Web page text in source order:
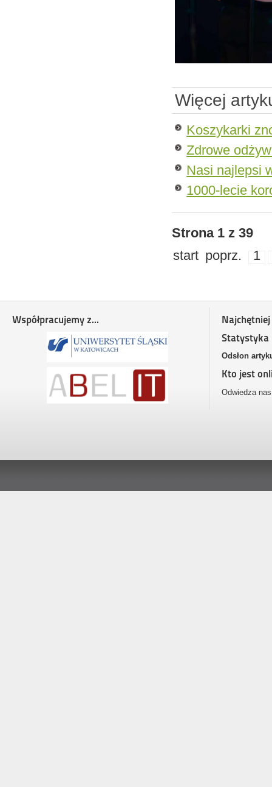
Więcej
Koszykarki
Zdrowe
Nasi najlepsi
1000-lecie
Strona 1 z 39
start poprz. 1
Współpracujemy z...
Statystyka
Odsłon
Kto jest
Odwiedza